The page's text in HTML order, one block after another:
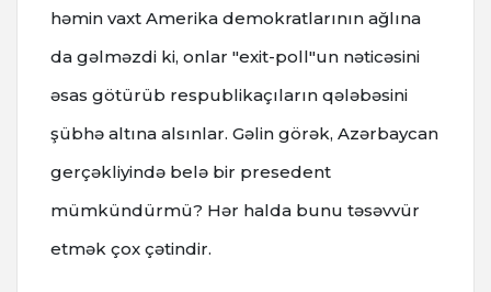
həmin vaxt Amerika demokratlarının ağlına
da gəlməzdi ki, onlar "exit-poll"un nəticəsini
əsas götürüb respublikaçıların qələbəsini
şübhə altına alsınlar. Gəlin görək, Azərbaycan
gerçəkliyində belə bir presedent
mümkündürmü? Hər halda bunu təsəvvür
etmək çox çətindir.